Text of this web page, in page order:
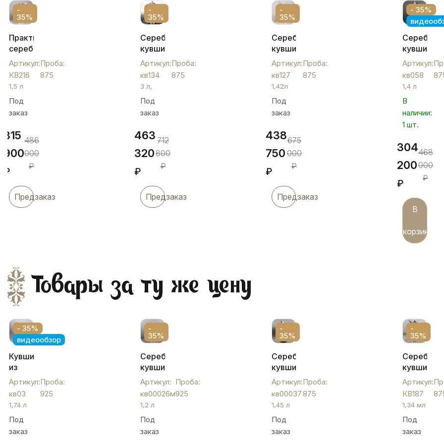
-
35%
Практичный
серебряный
кувшин
для
воды,
КВ216
Артикул:
КВ216
Проба:
875
1,5 л
Под
заказ
315
900
₽
486
000
₽
Предзаказ
-
35%
Серебряный
кувшин,
кв134
Артикул:
кв134
Проба:
875
3 л,
Под
заказ
463
320
₽
712
800
₽
Предзаказ
-
35%
Серебряный
кувшин
«Краса»,
кв127
Артикул:
кв127
Проба:
875
1,42л
Под
заказ
438
750
₽
675
000
₽
Предзаказ
- 35%
кувшин
"Ромб",
кв058
Артикул:
кв058
1,4 л
В
наличии:
1 шт.
304
200
₽
468
000
₽
В
корзину
Товары за ту же цену
- 35%
видеообзор
Кувшин
из
серебра
925
пробы
"Лазер",
кв03
Артикул:
кв03
Проба:
925
1,74 л
Под
заказ
-
35%
Серебряный
кувшин
для
воды
«Лазер»,
кв00026м
Артикул:
кв00026м
Проба:
925
1,2 л
Под
заказ
-
35%
Серебряный
кувшин
классический
"Краса",
кв00037
Артикул:
кв00037
Проба:
875
1,45 л
Под
заказ
-
35%
кувшин
для
воды
ручной
работы
с
авторской
Артикул:
КВ187
1,34 мл
Под
заказ